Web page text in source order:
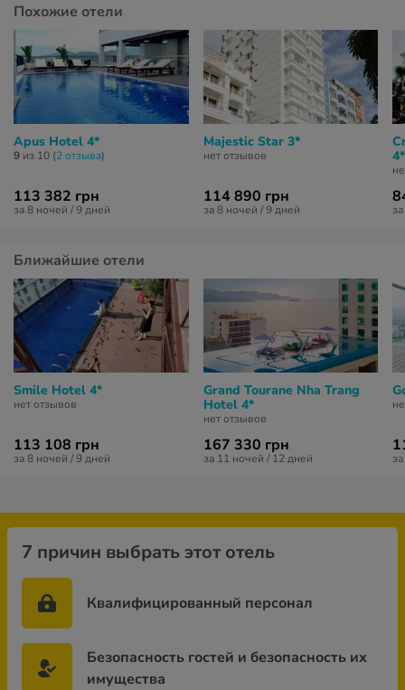
Похожие отели
Apus Hotel 4*
9 из 10 (2 отзывa)
113 382 грн
за 8 ночей / 9 дней
Majestic Star 3*
нет отзывов
114 890 грн
за 8 ночей / 9 дней
4*
Ближайшие отели
Smile Hotel 4*
нет отзывов
113 108 грн
за 8 ночей / 9 дней
Grand Tourane Nha Trang
Hotel 4*
нет отзывов
167 330 грн
за 11 ночей / 12 дней
7 причин выбрать этот отель
Квалифицированный персонал
Безопасность гостей и безопасность их
имущества